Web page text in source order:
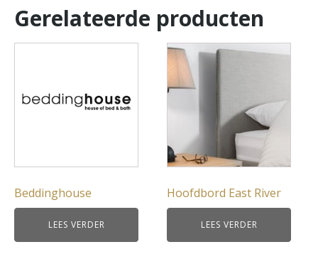
Gerelateerde producten
Beddinghouse
LEES VERDER
Hoofdbord East River
LEES VERDER